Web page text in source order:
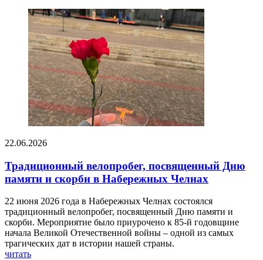
22.06.2026
Традиционный велопробег, посвященный Дню
памяти и скорби в Набережных Челнах
22 июня 2026 года в Набережных Челнах состоялся
традиционный велопробег, посвященный Дню памяти и
скорби. Мероприятие было приурочено к 85-й годовщине
начала Великой Отечественной войны – одной из самых
трагических дат в истории нашей страны.
читать